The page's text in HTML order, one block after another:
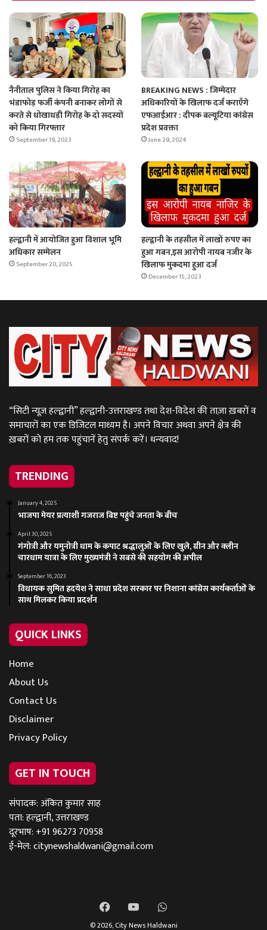
नैनीताल पुलिस ने किया गिरोह का
भंडाफोड़ फर्जी कंपनी बनाकर लोगों से
करते से धोखाधड़ी गिरोह के दो सदस्यों
को किया गिरफ्तार
September 19, 2023
BREAKING NEWS : जिम्मेदार
अधिकारियों के खिलाफ दर्ज कराएँगे
एफआईआर : दीपक बल्यूटिया कांग्रेस
प्रदेश प्रवक्ता
June 29, 2024
हल्द्वानी में आयोजित हुआ विशाल भूमि
अधिकार सम्मेलन
September 20, 2025
हल्द्वानी के तहसील में लाखों रुपए का
हुआ गबन,इस आरोपी नायब नजीर के
खिलाफ मुकदमा हुआ दर्ज
December 15, 2023
“सिटी न्यूज़ हल्द्वानी” हल्द्वानी-उत्तराखण्ड तथा देश-विदेश की ताज़ा ख़बरों व
समाचारों का एक डिजिटल माध्यम है। अपने विचार अथवा अपने क्षेत्र की
ख़बरों को हम तक पहुंचानें हेतु संपर्क करें। धन्यवाद!
TRENDING
January 4, 2025
भाजपा मेयर प्रत्याशी गजराज बिष्ट पहुंचे जनता के बीच
April 30, 2025
गंगोत्री और यमुनोत्री धाम के कपाट श्रद्धालुओं के लिए खुले, ग्रीन और क्लीन
चारधाम यात्रा के लिए मुख्यमंत्री ने सबसे की सहयोग की अपील
September 16, 2023
विधायक सुमित ह्रदयेश ने साधा प्रदेश सरकार पर निशाना कांग्रेस कार्यकर्ताओं के
साथ मिलकर किया प्रदर्शन
QUICK LINKS
Home
About Us
Contact Us
Disclaimer
Privacy Policy
GET IN TOUCH
संपादक: अंकित कुमार साह
पता: हल्द्वानी, उत्तराखण्ड
दूरभाष: +91 96273 70958
ई-मेल:citynewshaldwani@gmail.com
FacebookYouTubeWhatsApp
© 2026, City News Haldwani